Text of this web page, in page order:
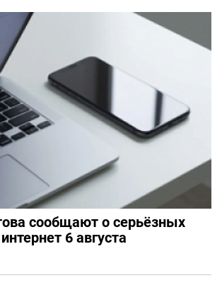
сообщают о серьёзных
6 августа